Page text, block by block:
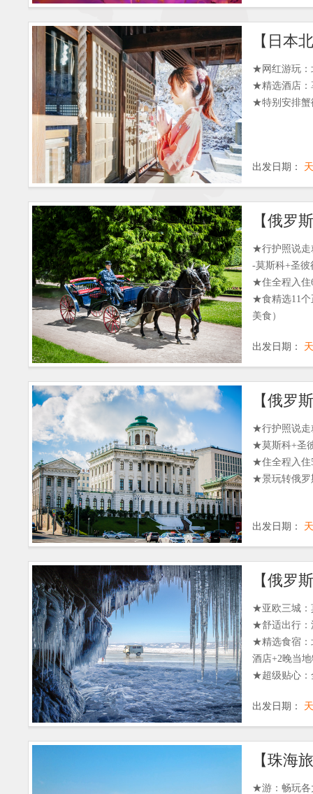
出发日期：
★网红游玩：
★精选酒店：
★特别安排蟹
出发日期：
★行护照说走
-莫斯科+圣彼
★住全程入住
★食精选11个
美食）
出发日期：
★行护照说走
★莫斯科+圣
★住全程入住
★景玩转俄罗
出发日期：
★亚欧三城：
★舒适出行：
★精选食宿：
酒店+2晚当
★超级贴心：
★游：畅玩各